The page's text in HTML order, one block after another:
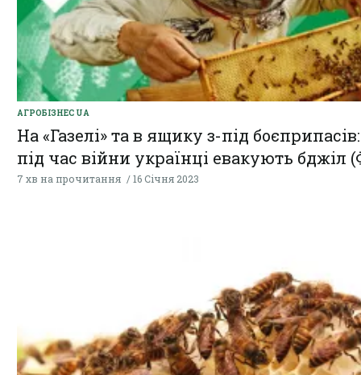
АГРОБІЗНЕС UA
На «Газелі» та в ящику з-під
під час війни українці евакують бджіл
7 хв на прочитання 16 Січня 2023